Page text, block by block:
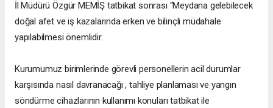
İl Müdürü Özgür MEMİŞ tatbikat sonrası “Meydana gelebilecek
doğal afet ve iş kazalarında erken ve bilinçli müdahale
yapılabilmesi önemlidir.
Kurumumuz birimlerinde görevli personellerin acil durumlar
karşısında nasıl davranacağı , tahliye planlaması ve yangın
söndürme cihazlarının kullanımı konuları tatbikat ile